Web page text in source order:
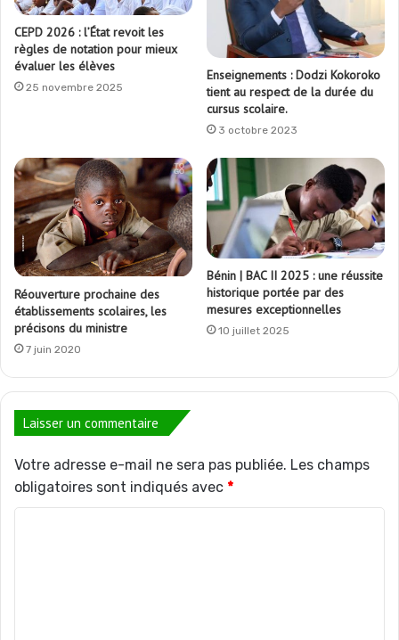
CEPD 2026 : l’État revoit les
règles de notation pour mieux
évaluer les élèves
25 novembre 2025
Enseignements : Dodzi Kokoroko
tient au respect de la durée du
cursus scolaire.
3 octobre 2023
Réouverture prochaine des
établissements scolaires, les
précisons du ministre
7 juin 2020
Bénin | BAC II 2025 : une réussite
historique portée par des
mesures exceptionnelles
10 juillet 2025
Laisser un commentaire
Votre adresse e-mail ne sera pas publiée. Les champs
obligatoires sont indiqués avec *